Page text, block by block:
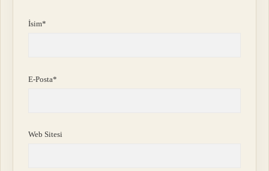
İsim*
E-Posta*
Web Sitesi